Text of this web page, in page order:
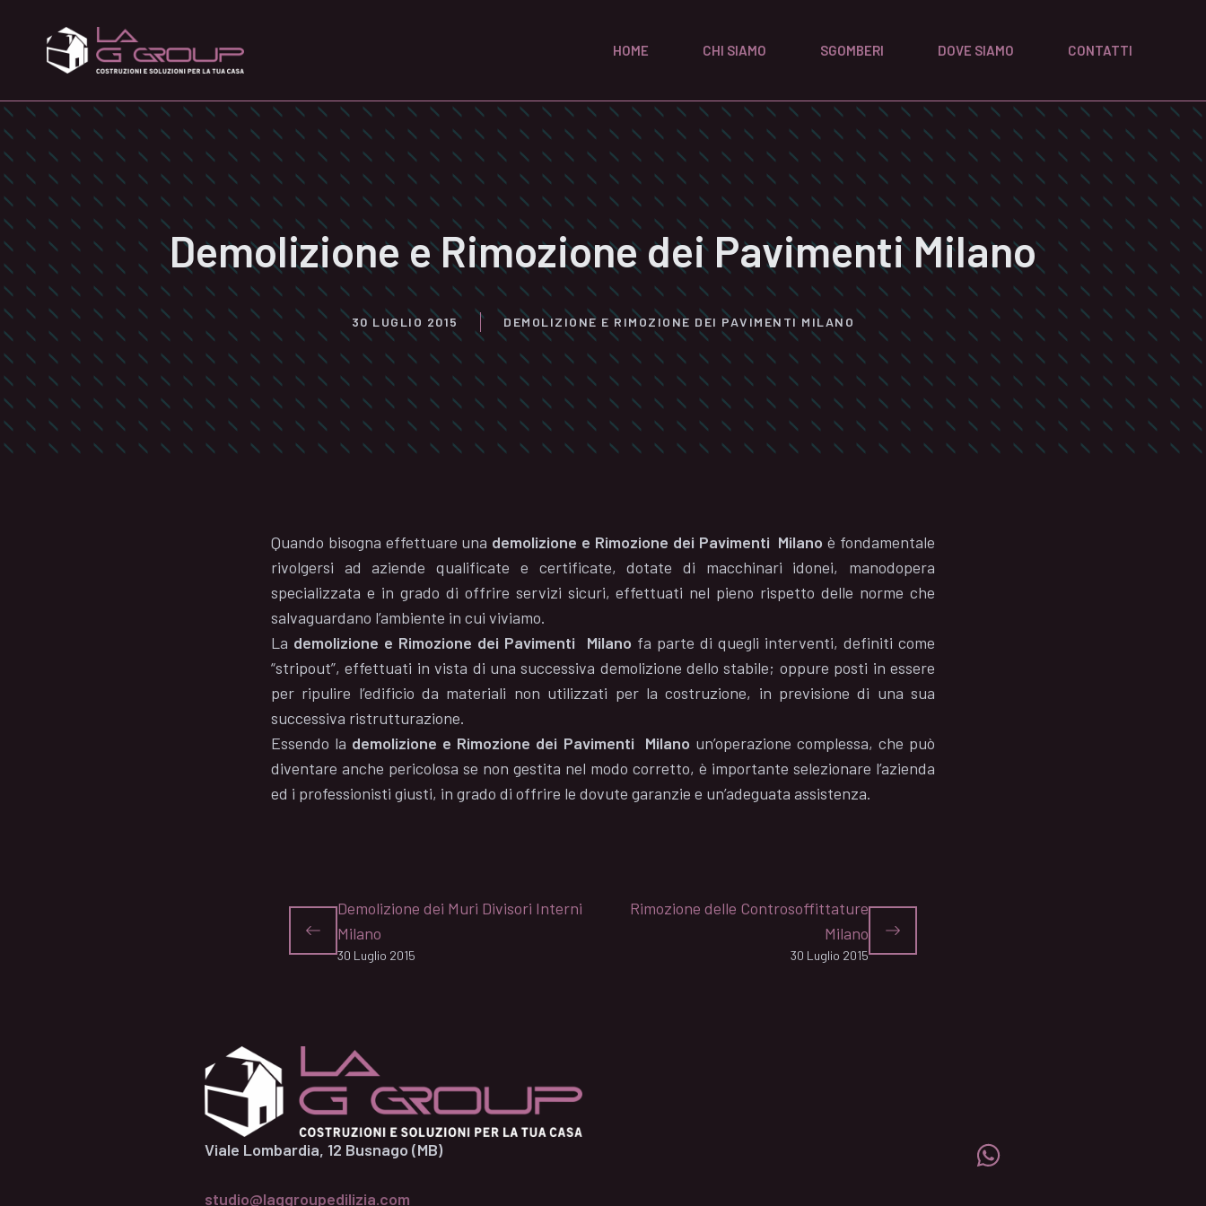
contenuto
HOME CHI SIAMO SGOMBERI DOVE SIAMO CONTATTI
Demolizione e Rimozione dei Pavimenti Milano
30 LUGLIO 2015 DEMOLIZIONE E RIMOZIONE DEI PAVIMENTI MILANO
Quando bisogna effettuare una demolizione e Rimozione dei Pavimenti Milano è fondamentale
rivolgersi ad aziende qualificate e certificate, dotate di macchinari idonei, manodopera
specializzata e in grado di offrire servizi sicuri, effettuati nel pieno rispetto delle norme che
salvaguardano l’ambiente in cui viviamo.
La demolizione e Rimozione dei Pavimenti Milano fa parte di quegli interventi, definiti come
“stripout”, effettuati in vista di una successiva demolizione dello stabile; oppure posti in essere
per ripulire l’edificio da materiali non utilizzati per la costruzione, in previsione di una sua
successiva ristrutturazione.
Essendo la demolizione e Rimozione dei Pavimenti Milano un’operazione complessa, che può
diventare anche pericolosa se non gestita nel modo corretto, è importante selezionare l’azienda
ed i professionisti giusti, in grado di offrire le dovute garanzie e un’adeguata assistenza.
Demolizione dei Muri Divisori Interni
Milano
30 Luglio 2015
Rimozione delle Controsoffittature
Milano
30 Luglio 2015
Viale Lombardia, 12 Busnago (MB)
studio@laggroupedilizia.com